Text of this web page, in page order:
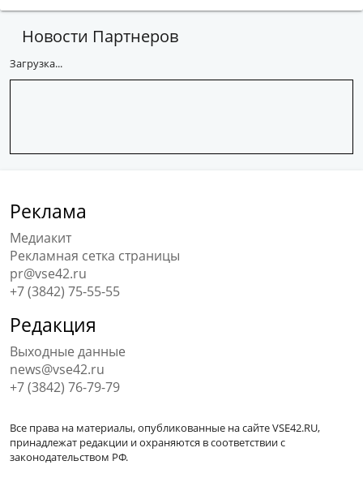
Новости Партнеров
Загрузка...
Реклама
Медиакит
Рекламная сетка страницы
pr@vse42.ru
+7 (3842) 75-55-55
Редакция
Выходные данные
news@vse42.ru
+7 (3842) 76-79-79
Все права на материалы, опубликованные на сайте VSE42.RU,
принадлежат редакции и охраняются в соответствии с
законодательством РФ.